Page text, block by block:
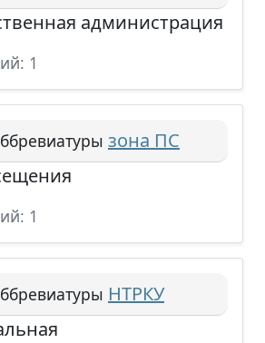
администрация
1
зона ПС
1
НТРКУ